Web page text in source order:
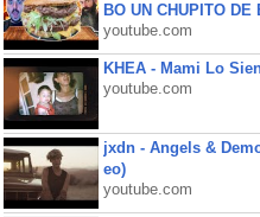
BO UN CHUPITO DE
youtube.com
KHEA - Mami Lo
youtube.com
jxdn - Angels &
eo)
youtube.com